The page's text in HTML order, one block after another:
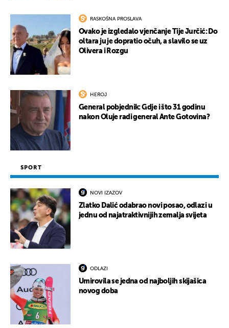
RASKOŠNA PROSLAVA
Ovako je izgledalo vjenčanje Tije Jurčić: Do
oltara ju je dopratio očuh, a slavilo se uz
Olivera i Rozgu
HEROJ
General pobjednik: Gdje i što 31 godinu
nakon Oluje radi general Ante Gotovina?
SPORT
NOVI IZAZOV
Zlatko Dalić odabrao novi posao, odlazi u
jednu od najatraktivnijih zemalja svijeta
ODLAZI
Umirovila se jedna od najboljih skijašica
novog doba